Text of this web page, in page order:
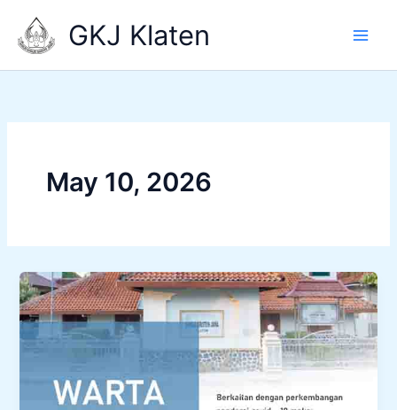
content
GKJ Klaten
May 10, 2026